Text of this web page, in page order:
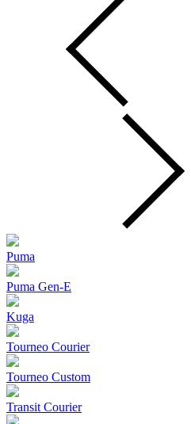
Puma
Puma Gen‑E
Kuga
Tourneo Courier
Tourneo Custom
Transit Courier